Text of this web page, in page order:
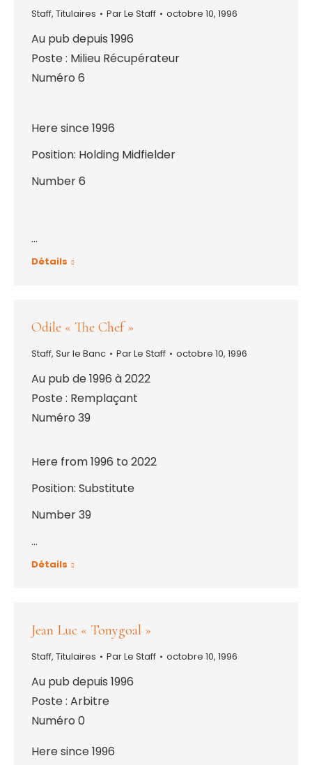
Staff, Titulaires ParLe Staff octobre 10, 1996
Au pub depuis 1996
Poste : Milieu Récupérateur
Numéro 6
Here since 1996
Position: Holding Midfielder
Number 6
…
Détails
Odile « The Chef »
Staff, Sur le Banc ParLe Staff octobre 10, 1996
Au pub de 1996 à 2022
Poste : Remplaçant
Numéro 39
Here from 1996 to 2022
Position: Substitute
Number 39
…
Détails
Jean Luc « Tonygoal »
Staff, Titulaires ParLe Staff octobre 10, 1996
Au pub depuis 1996
Poste : Arbitre
Numéro 0
Here since 1996